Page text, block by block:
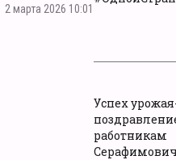
2 марта 2026 10:01
Успех
работникам